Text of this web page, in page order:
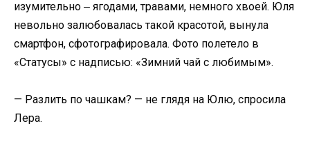
изумительно ‒ ягодами, травами, немного хвоей. Юля
невольно залюбовалась такой красотой, вынула
смартфон, сфотографировала. Фото полетело в
«Статусы» с надписью: «Зимний чай с любимым».
— Разлить по чашкам? — не глядя на Юлю, спросила
Лера.